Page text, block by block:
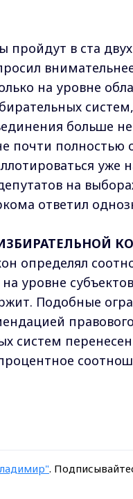
пройдут в ста
на уровне
больше
почти полностью
уже
на
ответил
определял
уровне
Подобные
систем
.